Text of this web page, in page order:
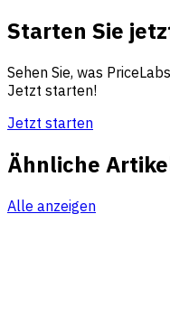
Starten Sie
Sehen Sie, was
Jetzt starten!
Jetzt starten
Ähnliche
Alle anzeigen